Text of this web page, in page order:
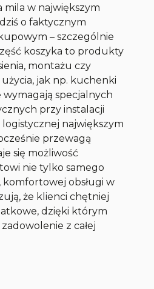
mila w największym
o faktycznym
– szczególnie
koszyka to produkty
montażu czy
jak np. kuchenki
specjalnych
przy instalacji
największym
przewagą
się możliwość
nie tylko samego
komfortowej obsługi w
że klienci chętniej
dzięki którym
z całej